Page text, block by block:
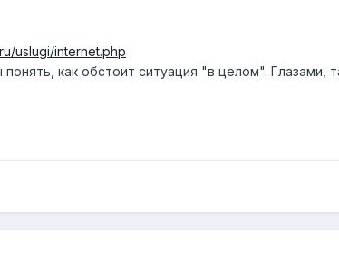
uslugi/internet.php
как обстоит ситуация "в целом". Глазами,